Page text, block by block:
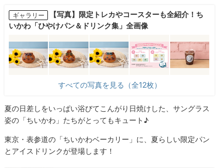
ギャラリー
【写真】限定トレカやコースターも全紹介！ち
いかわ「ひやけパン＆ドリンク集」全画像
すべての写真を見る（全12枚）
夏の日差しをいっぱい浴びてこんがり日焼けした、サングラス
姿の「ちいかわ」たちがとってもキュート♪
東京・表参道の「ちいかわベーカリー」に、夏らしい限定パン
とアイスドリンクが登場します！